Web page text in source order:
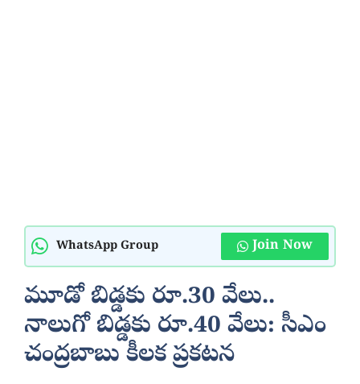
WhatsApp Group Join Now
మూడో బిడ్డకు రూ.30 వేలు..
నాలుగో బిడ్డకు రూ.40 వేలు: సీఎం
చంద్రబాబు కీలక ప్రకటన